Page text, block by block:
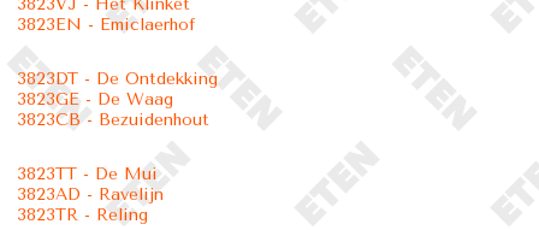
3823VJ - Het Klinket
3823EN - Emiclaerhof
3823DT - De Ontdekking
3823GE - De Waag
3823CB - Bezuidenhout
3823TT - De Mui
3823AD - Ravelijn
3823TR - Reling